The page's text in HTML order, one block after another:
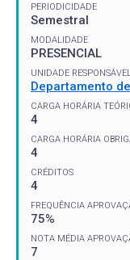
PERIODICIDADE
Semestral
MODALIDADE
PRESENCIAL
UNIDADE RESPONSÁVEL
Departamento
CARGA HORÁRIA
4
CARGA HORÁRIA
4
CRÉDITOS
4
FREQUÊNCIA
75%
NOTA MÉDIA
7